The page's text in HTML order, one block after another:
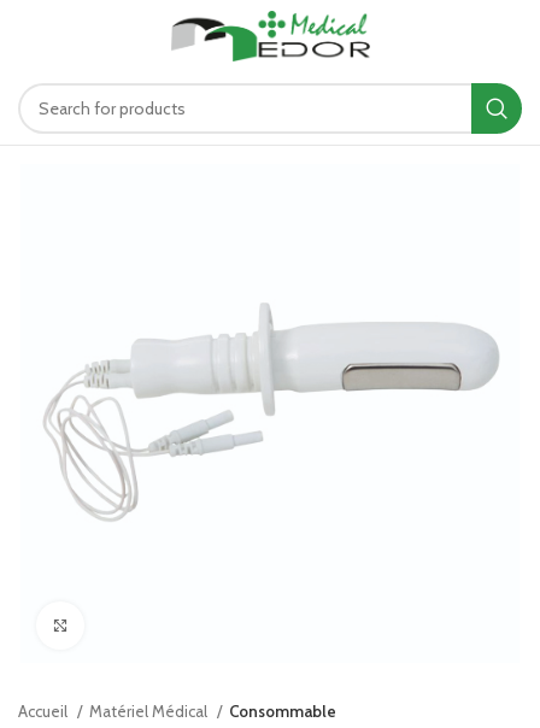
Accueil Matériel Médical Consommable